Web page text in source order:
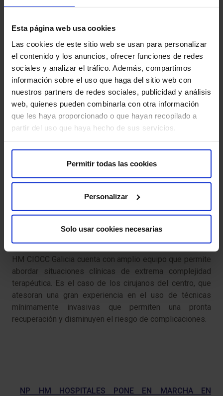
Esta página web usa cookies
Las cookies de este sitio web se usan para personalizar
el contenido y los anuncios, ofrecer funciones de redes
sociales y analizar el tráfico. Además, compartimos
información sobre el uso que haga del sitio web con
nuestros partners de redes sociales, publicidad y análisis
web, quienes pueden combinarla con otra información
que les haya proporcionado o que hayan recopilado a
partir del uso que haya hecho de sus servicios.
Permitir todas las cookies
Personalizar
Solo usar cookies necesarias
caso se presenta en su comité especializado, que
Pero los servicios asistenciales van más allá, ya que el
centro garantiza, según explica la Dra. Curiel, «un
tratamiento integral y coordinado de todas las dolencias
secundarias, de forma que el paciente y sus allegados
puedan sobrellevar la enfermedad con la mayor
tranquilidad y bienestar posibles».
persona que acompaña al paciente durante todo el
proceso y trabaja coordinadamente con el equipo médico
para mantener una visión global de la patología. «La
amplio equipo de médicos y profesionales sanitarios
que se encargan de cada caso», expresa la Dra. Curiel.
HM CIOCC Galicia cuenta con amplio equipo que permite
abordar situaciones clínicas de extrema complejidad
terapéutica. Es el caso de los cirujanos del centro, que
atesoran una gran experiencia en el uso de técnicas
mínimamente invasivas que permiten una pronta
recuperación y disminuyen el riesgo de complicaciones.
NP HM HOSPITALES PONE EN MARCHA EN